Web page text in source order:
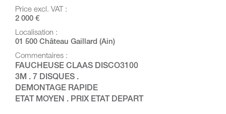
Price excl. VAT :
2 000 €
Localisation :
01 500 Château Gaillard (Ain)
Commentaires :
FAUCHEUSE CLAAS DISCO3100
3M . 7 DISQUES .
DEMONTAGE RAPIDE
ETAT MOYEN . PRIX ETAT DEPART